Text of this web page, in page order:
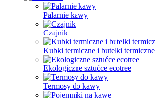
Palarnie kawy
Czajnik
Kubki termiczne i butelki termiczne
Ekologiczne sztućce ecotree
Termosy do kawy